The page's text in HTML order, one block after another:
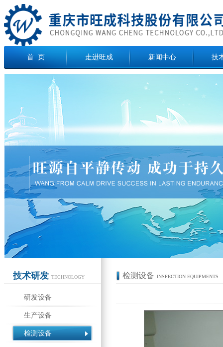
首 页 走进旺成 新闻中心 技
技术研发 TECHNOLOGY
研发设备
生产设备
检测设备
检测设备 INSPECTION EQUIPMENTS